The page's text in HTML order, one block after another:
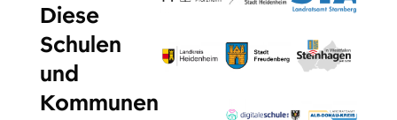
Diese
Schulen
und
Kommunen